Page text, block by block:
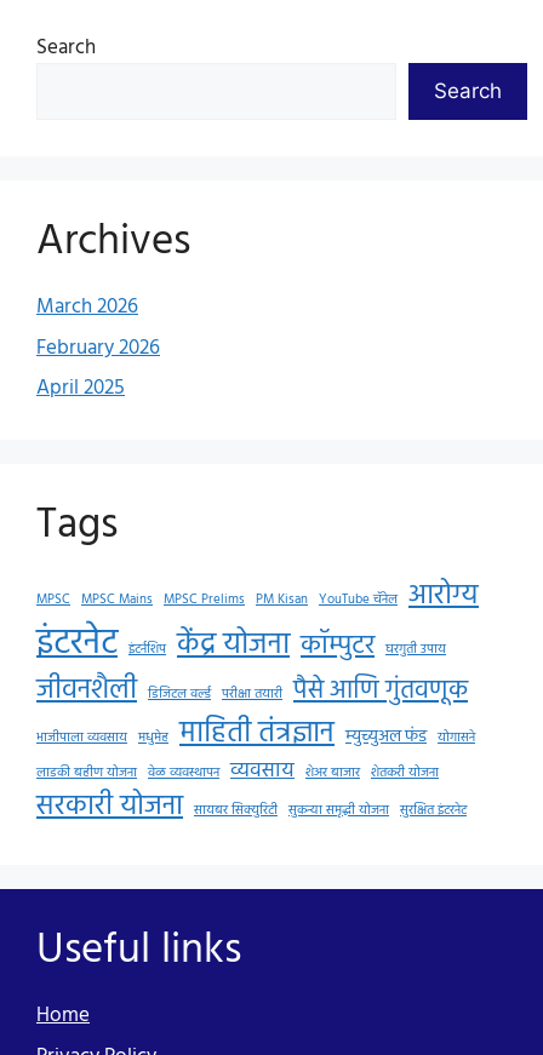
Search
Search
Archives
March 2026
February 2026
April 2025
Tags
MPSC MPSC Mains MPSC Prelims PM Kisan YouTube चॅनेल आरोग्य
इंटरनेट इंटर्नशिप केंद्र योजना कॉम्पुटर घरगुती उपाय
जीवनशैली डिजिटल वर्ल्ड परीक्षा तयारी पैसे आणि गुंतवणूक
भाजीपाला व्यवसाय मधुमेह माहिती तंत्रज्ञान म्युच्युअल फंड योगासने
लाडकी बहीण योजना वेळ व्यवस्थापन व्यवसाय शेअर बाजार शेतकरी योजना
सरकारी योजना सायबर सिक्युरिटी सुकन्या समृद्धी योजना सुरक्षित इंटरनेट
Useful links
Home